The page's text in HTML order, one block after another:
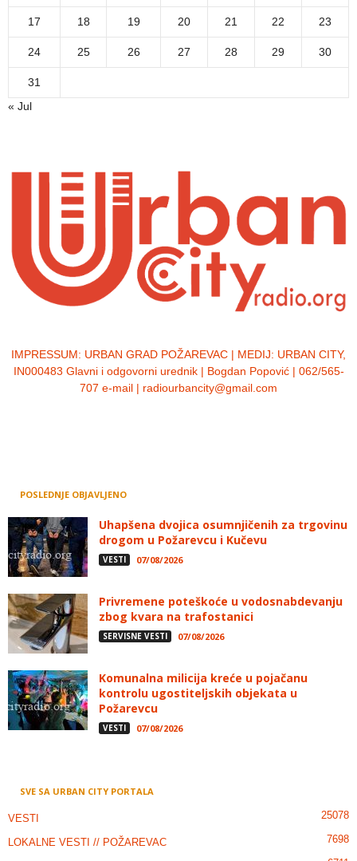
17 18 19 20 21 22 23
24 25 26 27 28 29 30
31
« Jul
IMPRESSUM: URBAN GRAD POŽAREVAC | MEDIJ: URBAN CITY,
IN000483 Glavni i odgovorni urednik | Bogdan Popović | 062/565-
707 e-mail | radiourbancity@gmail.com
POSLEDNJE OBJAVLJENO
Uhapšena dvojica osumnjičenih za trgovinu
drogom u Požarevcu i Kučevu
VESTI 07/08/2026
Privremene poteškoće u vodosnabdevanju
zbog kvara na trafostanici
SERVISNE VESTI 07/08/2026
Komunalna milicija kreće u pojačanu
kontrolu ugostiteljskih objekata u
Požarevcu
VESTI 07/08/2026
SVE SA URBAN CITY PORTALA
VESTI 25078
LOKALNE VESTI // POŽAREVAC 7698